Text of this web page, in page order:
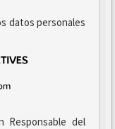
datos personales
Responsable del